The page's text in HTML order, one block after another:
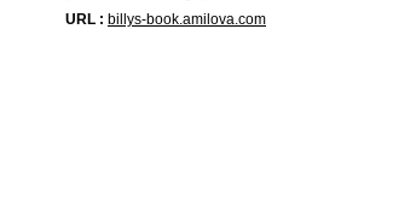
URL : billys-book.amilova.com